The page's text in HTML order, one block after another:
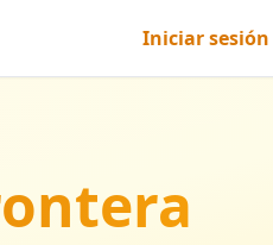
Iniciar sesión